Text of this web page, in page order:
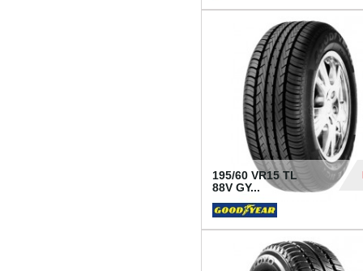
195/60 VR15 TL
88V GY...